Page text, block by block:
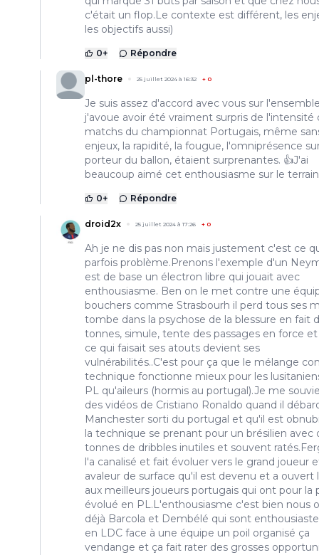
c'était un flop.Le contexte est différent, les
les objectifs aussi)
0+ Répondre
pl-thore 25 juillet 2024 à 16:32 + 0
Je suis assez d'accord avec vous sur
j'avoue avoir été vraiment surpris de l'intensité
matchs du championnat Portugais, même
enjeux, la rapidité, la fougue, l'omniprésence
porteur du ballon, étaient surprenantes. 👍J'ai
beaucoup aimé cet enthousiasme sur le
0+ Répondre
droid2x 25 juillet 2024 à 17:26 + 0
Ah je ne dis pas non mais justement c'est ce
parfois problème.Prenons l'exemple d'un
est de base un électron libre qui jouait avec
enthousiasme. Ben on le met contre une
bouchers comme Strasbourh il perd tous ses
tombe dans la psychose de la blessure en fait
tonnes, simule, tente des passages en force
ce qui faisait ses atouts devient ses
vulnérabilités..C'est pour ça que le mélange
technique fonctionne mieux pour les
PL qu'aileurs (hormis au portugal).Je me
des vidéos de Cristiano Ronaldo quand il
Manchester sorti du portugal et qu'il est
la technique se prenant pour un brésilien avec
tonnes de dribbles inutiles et souvent
l'a canalisé et fait évoluer vers le grand joueur
avaleur de surface qu'il est devenu et a ouvert
aux meilleurs joueurs portugais qui ont pour la
évolué en PL.L'enthousiasme c'est bien nous
déjà Barcola et Dembélé qui sont
en LDC face à une équipe un poil organisé ça
vendange et ça fait rater des grosses